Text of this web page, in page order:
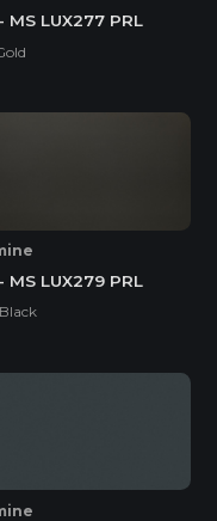
MS LUX277 PRL
MS LUX279 PRL